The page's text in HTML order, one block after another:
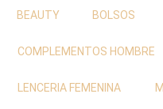
BEAUTY BOLSOS
COMPLEMENTOS HOMBRE
LENCERIA FEMENINA